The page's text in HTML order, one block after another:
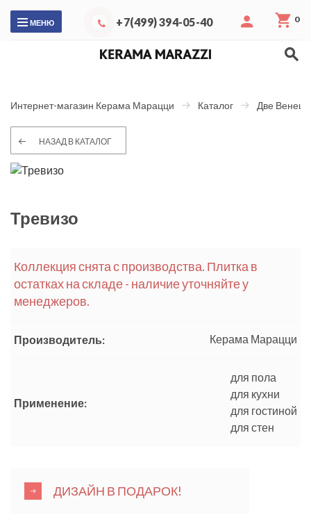
МЕНЮ +7(499) 394-05-40 0
Интернет-магазин Керама Марацци Каталог Две
НАЗАД В КАТАЛОГ
Тревизо
Коллекция снята с производства. Плитка в
остатках на складе - наличие уточняйте у
менеджеров.
Производитель: Керама Марацци
Применение:
для пола
для кухни
для гостиной
для стен
ДИЗАЙН В ПОДАРОК!